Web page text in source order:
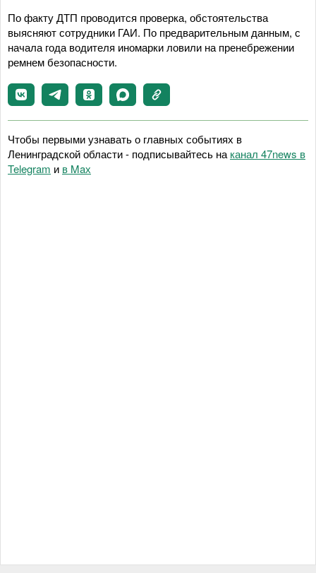
По факту ДТП проводится проверка, обстоятельства
выясняют сотрудники ГАИ. По предварительным данным, с
начала года водителя иномарки ловили на пренебрежении
ремнем безопасности.
Чтобы первыми узнавать о главных событиях в
Ленинградской области - подписывайтесь на канал 47news в
Telegram и в Maх